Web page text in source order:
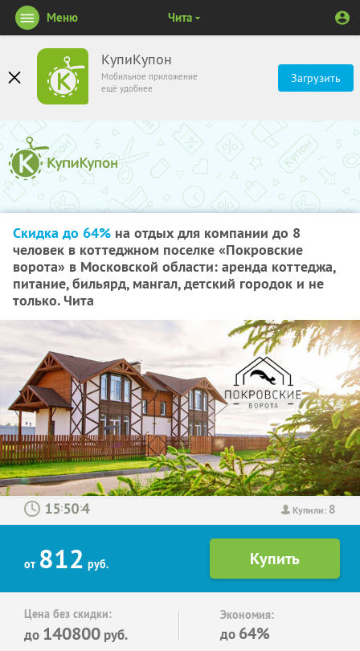
КупиКупон
Мобильное приложение
ещё удобнее
Загрузить
Меню Чита
Скидка до 64% на отдых для компании до 8
человек в коттеджном поселке «Покровские
ворота» в Московской области: аренда коттеджа,
питание, бильярд, мангал, детский городок и не
только. Чита
Купили: 8
: :
от 812 руб.
Цена без скидки:
до 140800 руб.
Экономия:
до 64%